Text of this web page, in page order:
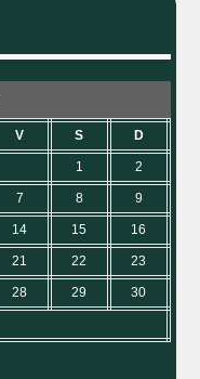
V S D
1 2
7 8 9
14 15 16
21 22 23
28 29 30